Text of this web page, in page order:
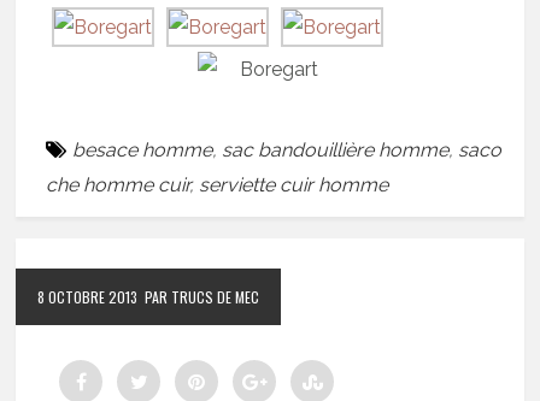
besace homme, sac bandouillière homme, saco
che homme cuir, serviette cuir homme
8 OCTOBRE 2013 PAR TRUCS DE MEC